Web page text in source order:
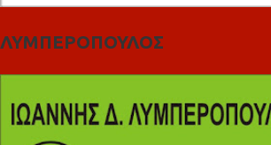
ΛΥΜΠΕΡΟΠΟΥΛΟΣ